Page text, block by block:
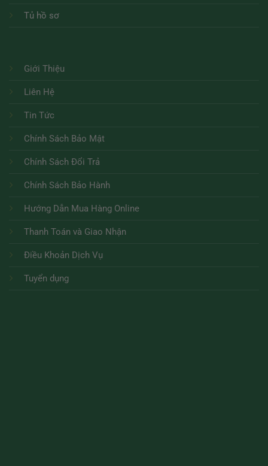
Tủ hồ sơ
Giới Thiệu
Liên Hệ
Tin Tức
Chính Sách Bảo Mật
Chính Sách Đổi Trả
Chính Sách Bảo Hành
Hướng Dẫn Mua Hàng Online
Thanh Toán và Giao Nhận
Điều Khoản Dịch Vụ
Tuyển dụng